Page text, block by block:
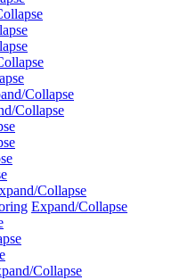
Collapse
Collapse
Collapse
Expand/Collapse
Collapse